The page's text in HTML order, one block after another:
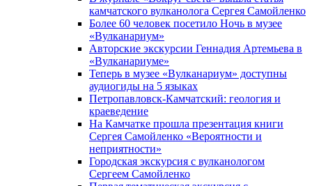
камчатского вулканолога Сергея Самойленко
Более 60 человек посетило Ночь в музее
«Вулканариум»
Авторские экскурсии Геннадия Артемьева в
«Вулканариуме»
Теперь в музее «Вулканариум» доступны
аудиогиды на 5 языках
Петропавловск-Камчатский: геология и
краеведение
На Камчатке прошла презентация книги
Сергея Самойленко «Вероятности и
неприятности»
Городская экскурсия с вулканологом
Сергеем Самойленко